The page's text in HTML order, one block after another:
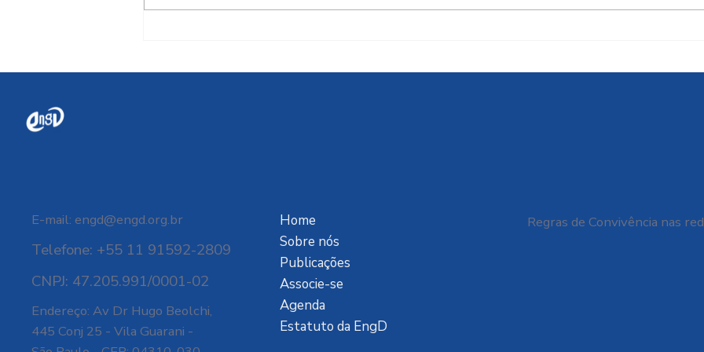
sustentáveis?
E-mail: engd@engd.org.br
Telefone: +55 11 91592-2809
CNPJ: 47.205.991/0001-02
Endereço: Av Dr Hugo Beolchi,
445 Conj 25 - Vila Guarani -
Home
Sobre nós
Publicações
Associe-se
Agenda
Estatuto da EngD
Regras de Convivência nas